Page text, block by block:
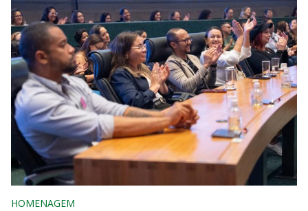
HOMENAGEM